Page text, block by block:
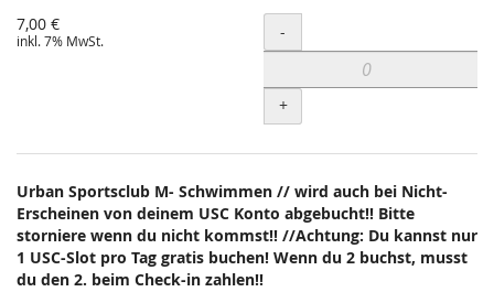
7,00 €
inkl. 7% MwSt. Menge
-
+
Urban Sportsclub M- Schwimmen // wird auch bei Nicht-
Erscheinen von deinem USC Konto abgebucht!! Bitte
storniere wenn du nicht kommst!! //Achtung: Du kannst nur
1 USC-Slot pro Tag gratis buchen! Wenn du 2 buchst, musst
du den 2. beim Check-in zahlen!!